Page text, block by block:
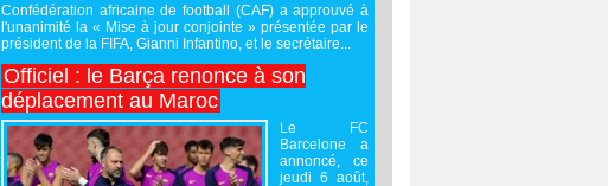
Confédération africaine de football (CAF) a approuvé à
l'unanimité la « Mise à jour conjointe » présentée par le
président de la FIFA, Gianni Infantino, et le secrétaire...
Officiel : le Barça renonce à son
déplacement au Maroc
Le FC
Barcelone a
annoncé, ce
jeudi 6 août,